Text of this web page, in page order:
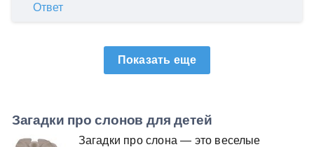
Ответ
Показать еще
Загадки про слонов для детей
Загадки про слона — это веселые